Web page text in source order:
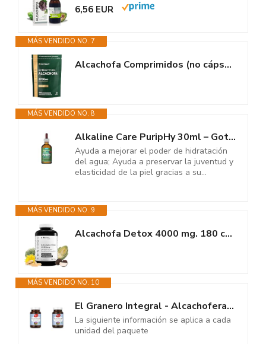
6,56 EUR
MÁS VENDIDO NO. 7
Alcachofa Comprimidos (no cápsulas) 2700mg | Extracto de Alcachofa | 40:1...
MÁS VENDIDO NO. 8
Alkaline Care PuripHy 30ml – Gotas para Alcalinizar Agua y Elevar el pH...
Ayuda a mejorar el poder de hidratación
del agua; Ayuda a preservar la juventud y
elasticidad de la piel gracias a su...
MÁS VENDIDO NO. 9
Alcachofa Detox 4000 mg. 180 cápsulas veganas para 3 meses de tratamiento....
MÁS VENDIDO NO. 10
El Granero Integral - Alcachofera - 600 Mg - 120 Comprimidos - Elaborado a...
La siguiente información se aplica a cada
unidad del paquete